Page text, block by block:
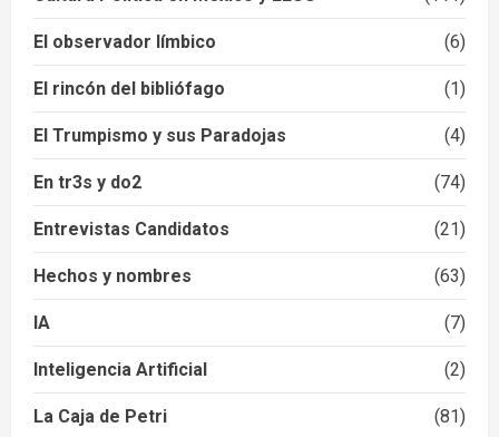
El observador límbico (6)
El rincón del bibliófago (1)
El Trumpismo y sus Paradojas (4)
En tr3s y do2 (74)
Entrevistas Candidatos (21)
Hechos y nombres (63)
IA (7)
Inteligencia Artificial (2)
La Caja de Petri (81)